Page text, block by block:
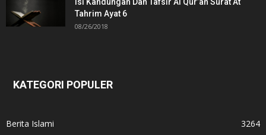
Isi Kandungan Dan Tafsir Al Qur’an Surat At
Tahrim Ayat 6
08/26/2018
KATEGORI POPULER
Berita Islami
3264